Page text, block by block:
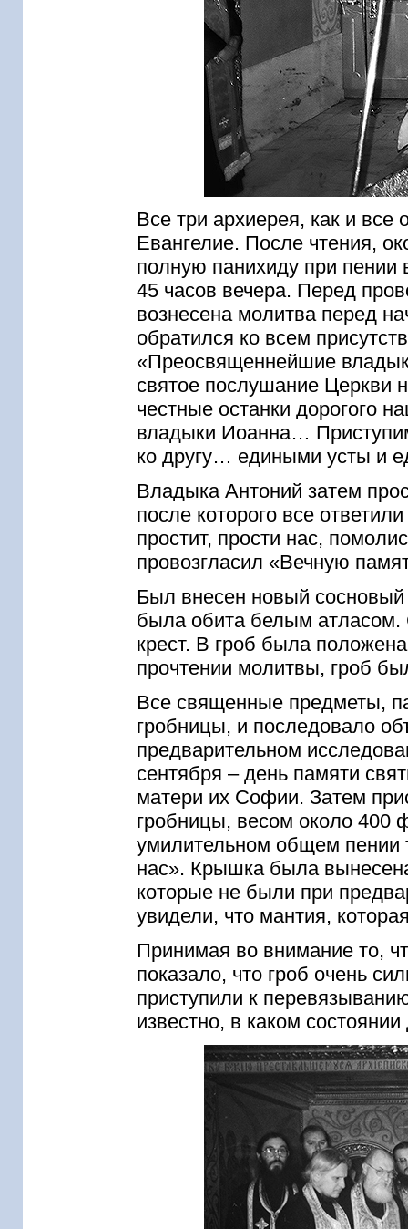
Все три архиерея, как и
Евангелие. После чтения,
полную панихиду при пении
45 часов вечера. Перед
вознесена молитва перед
обратился ко всем
«Преосвященнейшие
святое послушание Церкви
честные останки дорогого
владыки Иоанна…
ко другу… едиными усты и
Владыка Антоний затем
после которого все
простит, прости нас,
провозгласил «Вечную
Был внесен новый сосновый
была обита белым
крест. В гроб была
прочтении молитвы, гроб
Все священные предметы,
гробницы, и последовало
предварительном
сентября – день памяти
матери их Софии. Затем
гробницы, весом около 400
умилительном общем пении
нас». Крышка была
которые не были при
увидели, что мантия,
Принимая во внимание то,
показало, что гроб очень
приступили к
известно, в каком состоянии